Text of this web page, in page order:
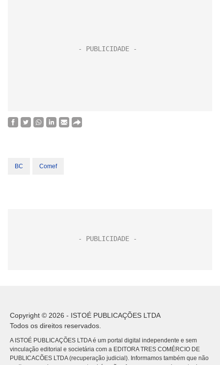
BC Comef
Copyright © 2026 - ISTOÉ PUBLICAÇÕES LTDA
Todos os direitos reservados.
A ISTOÉ PUBLICAÇÕES LTDA é um portal digital independente e sem
vinculação editorial e societária com a EDITORA TRES COMÉRCIO DE
PUBLICACÕES LTDA (recuperação judicial). Informamos também que não